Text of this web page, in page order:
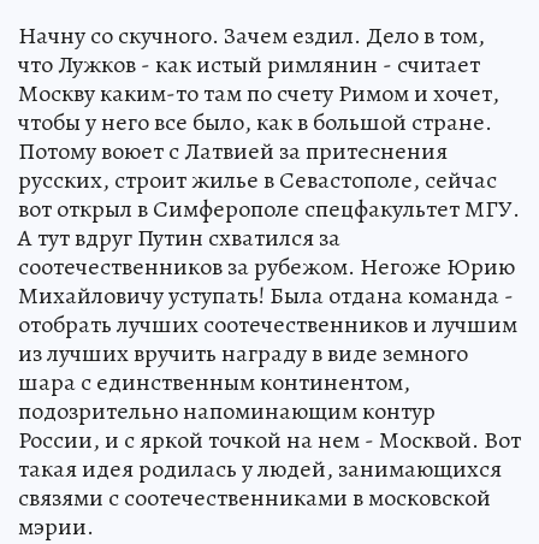
Начну со скучного. Зачем ездил. Дело в том,
что Лужков - как истый римлянин - считает
Москву каким-то там по счету Римом и хочет,
чтобы у него все было, как в большой стране.
Потому воюет с Латвией за притеснения
русских, строит жилье в Севастополе, сейчас
вот открыл в Симферополе спецфакультет МГУ.
А тут вдруг Путин схватился за
соотечественников за рубежом. Негоже Юрию
Михайловичу уступать! Была отдана команда -
отобрать лучших соотечественников и лучшим
из лучших вручить награду в виде земного
шара с единственным континентом,
подозрительно напоминающим контур
России, и с яркой точкой на нем - Москвой. Вот
такая идея родилась у людей, занимающихся
связями с соотечественниками в московской
мэрии.